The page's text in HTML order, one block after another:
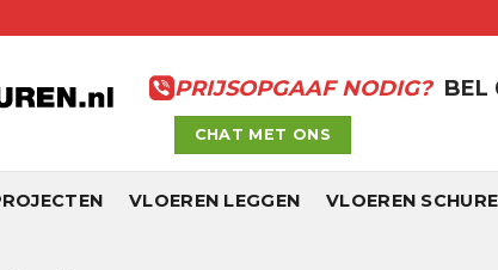
PRIJSOPGAAF NODIG?
CHAT MET ONS
VLOEREN LEGGEN VLOEREN